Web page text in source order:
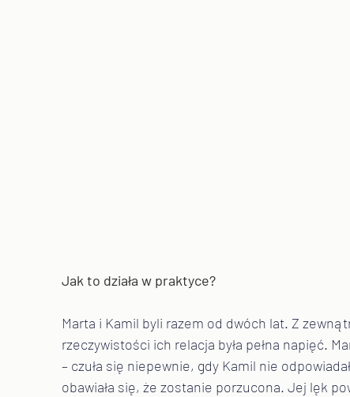
Jak to działa w praktyce?
Marta i Kamil byli razem od dwóch lat. Z
rzeczywistości ich relacja była pełna napięć.
– czuła się niepewnie, gdy Kamil nie
obawiała się, że zostanie porzucona. Jej lęk